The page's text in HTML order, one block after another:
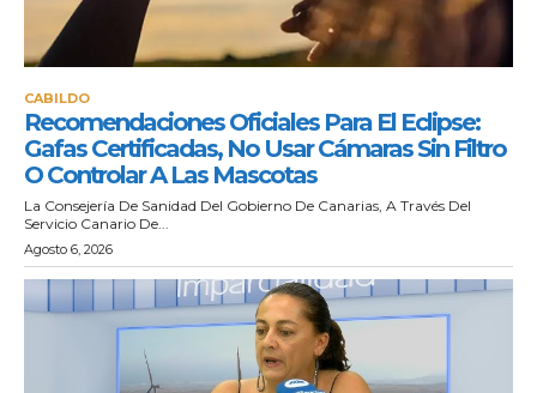
CABILDO
Recomendaciones Oficiales Para El Eclipse:
Gafas Certificadas, No Usar Cámaras Sin Filtro
O Controlar A Las Mascotas
La Consejería De Sanidad Del Gobierno De Canarias, A Través Del
Servicio Canario De...
Agosto 6, 2026